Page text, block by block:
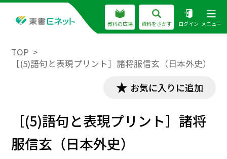
教科の広場 資料をさがす ログイン メニュー
TOP
［(5)語句と表現プリント］諸将服信玄（日本外史）
お気に入りに追加
［(5)語句と表現プリント］諸将
服信玄（日本外史）